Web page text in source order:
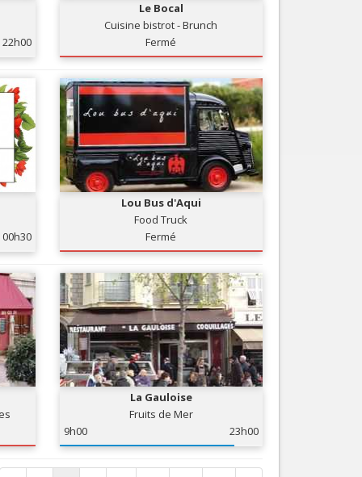
22h00
Le Bocal
Cuisine bistrot - Brunch
Fermé
00h30
Lou Bus d'Aqui
Food Truck
Fermé
La Gauloise
Fruits de Mer
9h00
23h00